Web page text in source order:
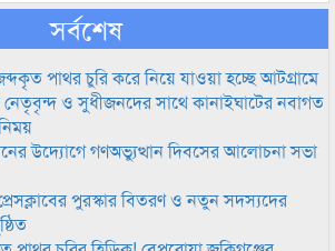
সর্বশেষ
পাথর চুরি করে নিয়ে যাওয়া হচ্ছে আটগ্রামে
ও সুধীজনদের সাথে কানাইঘাটের নবাগত
উদ্যোগে গণঅভ্যুত্থান দিবসের আলোচনা সভা
পুরস্কার বিতরণ ও নতুন সদস্যদের